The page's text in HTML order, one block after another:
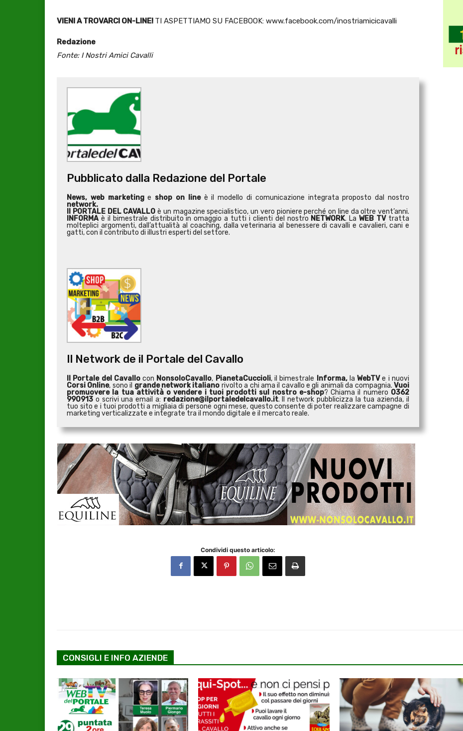
VIENI A TROVARCI ON-LINE! TI ASPETTIAMO SU FACEBOOK: www.facebook.com/inostriamicicavalli
Redazione
Fonte: I Nostri Amici Cavalli
Pubblicato dalla Redazione del Portale
News, web marketinge shop on line è il modello di comunicazione integrata proposto dal nostro
network.
Il PORTALE DEL CAVALLO è un magazine specialistico, un vero pioniere perché on line da oltre vent’anni.
INFORMA è il bimestrale distribuito in omaggio a tutti i clienti del nostro NETWORK. LaWEB TV tratta
molteplici argomenti, dall’attualità al coaching, dalla veterinaria al benessere di cavalli e cavalieri, cani e
gatti, con il contributo di illustri esperti del settore.
Il Network de il Portale del Cavallo
Il Portale del Cavallocon NonsoloCavallo, PianetaCuccioli, il bimestrale Informa,laWebTVe i nuovi
Corsi Online, sono il grande network italiano rivolto a chi ama il cavallo e gli animali da compagnia.Vuoi
promuovere la tua attività o vendere i tuoi prodotti sul nostro e-shop? Chiama il numero 0362
990913 o scrivi una email a: redazione@ilportaledelcavallo.it. Il network pubblicizza la tua azienda, il
tuo sito e i tuoi prodotti a migliaia di persone ogni mese, questo consente di poter realizzare campagne di
marketing verticalizzate e integrate tra il mondo digitale e il mercato reale.
Condividi questo articolo:
CONSIGLI E INFO AZIENDE